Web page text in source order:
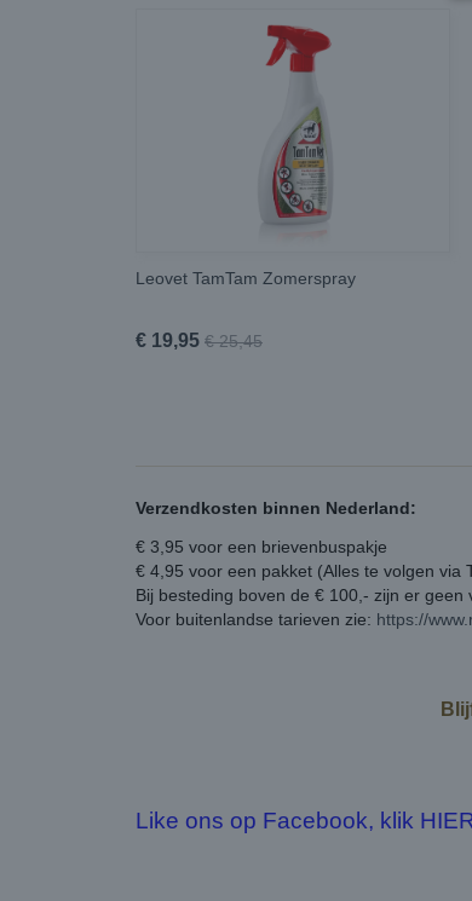
Leovet TamTam Zomerspray
€ 19,95 € 25,45
Verzendkosten binnen Nederland:
€ 3,95 voor een brievenbuspakje
€ 4,95 voor een pakket (Alles te volgen via
Bij besteding boven de € 100,- zijn er geen
Voor buitenlandse tarieven zie: https://
Like ons op Facebook, klik